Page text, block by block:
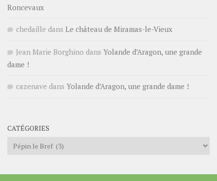
Roncevaux
chedaille dans Le château de Miramas-le-Vieux
Jean Marie Borghino dans Yolande d’Aragon, une grande
dame !
cazenave dans Yolande d’Aragon, une grande dame !
CATÉGORIES
Catégories